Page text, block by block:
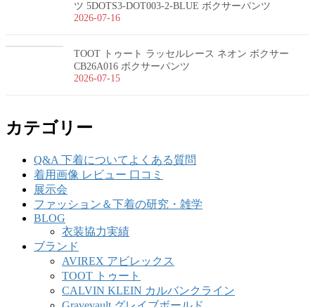
ツ 5DOTS3-DOT003-2-BLUE ボクサーパンツ
2026-07-16
TOOT トゥート ラッセルレース ネオン ボクサー
CB26A016 ボクサーパンツ
2026-07-15
カテゴリー
Q&A 下着についてよくある質問
着用画像 レビュー 口コミ
展示会
ファッション＆下着の研究・雑学
BLOG
衣装協力実績
ブランド
AVIREX アビレックス
TOOT トゥート
CALVIN KLEIN カルバンクライン